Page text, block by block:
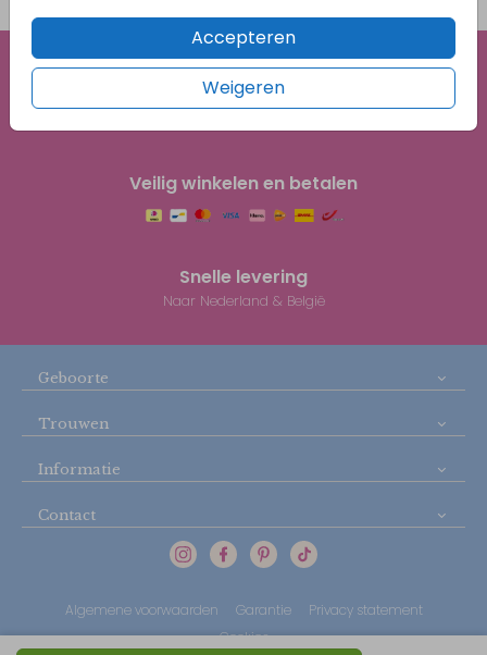
Accepteren
Weigeren
Prijs:€ 0,75 per 1
Unieke illustraties
Veilig winkelen en betalen
Snelle levering
Naar Nederland & België
Geboorte
Trouwen
Informatie
Contact
Algemene voorwaarden Garantie
Privacy statement
Cookies